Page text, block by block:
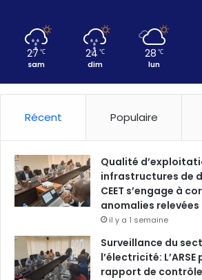
27 ℃
sam
24 ℃
dim
28 ℃
lun
Récent Populaire
Qualité
infrastructures de
CEET s’engage à
anomalies relevées
il y a 1 semaine
Surveillance du
l’électricité:
rapport de contrôle